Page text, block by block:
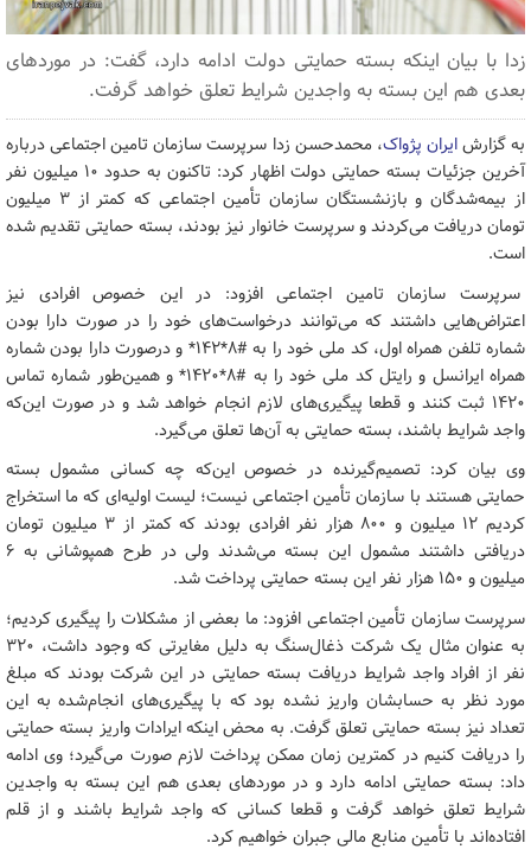
زدا با بیان اینکه بسته حمایتی دولت ادامه دارد، گفت: در موردهای
بعدی هم این بسته به واجدین شرایط تعلق خواهد گرفت.
به گزارشایران پژواک، محمدحسن زدا سرپرست سازمان تامین اجتماعی درباره
آخرین جزئیات بسته حمایتی دولت اظهار کرد: تاکنون به حدود ۱۰ میلیون نفر
از بیمه‌شدگان و بازنشستگان سازمان تأمین اجتماعی که کمتر از ۳ میلیون
تومان دریافت می‌کردند و سرپرست خانوار نیز بودند، بسته حمایتی تقدیم شده
است.
سرپرست سازمان تامین اجتماعی افزود: در این خصوص افرادی نیز
اعتراض‌هایی داشتند که می‌توانند درخواست‌های خود را در صورت دارا بودن
شماره تلفن همراه اول، کد ملی خود را به #۸*۱۴۲* و درصورت دارا بودن شماره
همراه ایرانسل و رایتل کد ملی خود را به #۸*۱۴۲۰* و همین‌طور شماره تماس
۱۴۲۰ ثبت کنند و قطعا پیگیری‌های لازم انجام خواهد شد و در صورت این‌که
واجد شرایط باشند، بسته حمایتی به آن‌ها تعلق می‌گیرد.
وی بیان کرد: تصمیم‌گیرنده در خصوص این‌که چه کسانی مشمول بسته
حمایتی هستند با سازمان تأمین اجتماعی نیست؛ لیست اولیه‌ای که ما استخراج
کردیم ۱۲ میلیون و ۸۰۰ هزار نفر افرادی بودند که کمتر از ۳ میلیون تومان
دریافتی داشتند مشمول این بسته می‌شدند ولی در طرح همپوشانی به ۶
میلیون و ۱۵۰ هزار نفر این بسته حمایتی پرداخت شد.
سرپرست سازمان تأمین اجتماعی افزود: ما بعضی از مشکلات را پیگیری کردیم؛
به عنوان مثال یک شرکت ذغال‌سنگ به دلیل مغایرتی که وجود داشت، ۳۲۰
نفر از افراد واجد شرایط دریافت بسته حمایتی در این شرکت بودند که مبلغ
مورد نظر به حسابشان واریز نشده بود که با پیگیری‌های انجام‌شده به این
تعداد نیز بسته حمایتی تعلق گرفت. به محض اینکه ایرادات واریز بسته حمایتی
را دریافت کنیم در کمترین زمان ممکن پرداخت لازم صورت می‌گیرد؛ وی ادامه
داد: بسته حمایتی ادامه دارد و در موردهای بعدی هم این بسته به واجدین
شرایط تعلق خواهد گرفت و قطعا کسانی که واجد شرایط باشند و از قلم
افتاده‌اند با تأمین منابع مالی جبران خواهیم کرد.